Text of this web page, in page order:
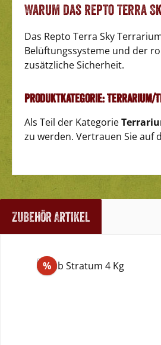
Warum das Repto Terra
Das Repto Terra Sky
Belüftungssysteme und der
zusätzliche Sicherheit.
Produktkategorie: Terrarium/
Als Teil der Kategorie
zu werden. Vertrauen Sie auf
Zubehör Artikel
Produktgalerie überspringen
%Rabatt